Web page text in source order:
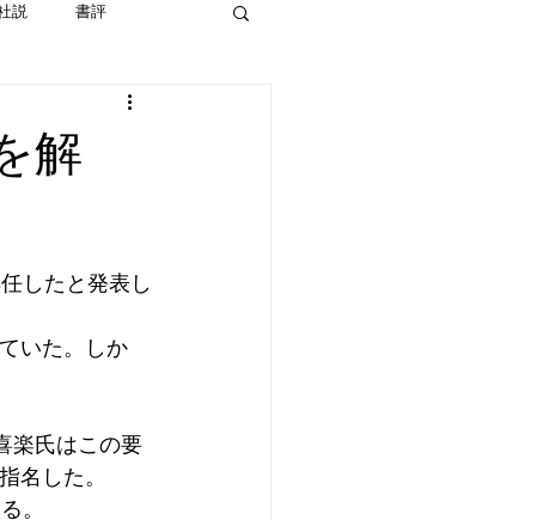
説 書評
解
したと発表し
いた。しか
楽氏はこの要
名した。
。